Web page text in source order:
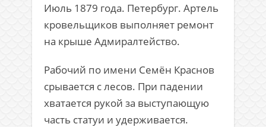
Июль 1879 года. Петербург. Артель
кровельщиков выполняет ремонт
на крыше Адмиралтейство.
Рабочий по имени Семён Краснов
срывается с лесов. При падении
хватается рукой за выступающую
часть статуи и удерживается.